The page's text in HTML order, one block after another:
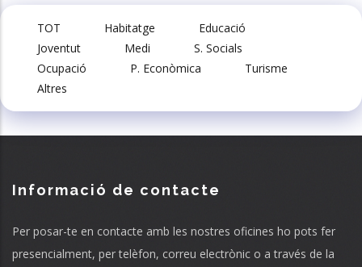
TOT Habitatge
Educació
Joventut
Medi
S. Socials
Ocupació
P. Econòmica
Turisme
Altres
Informació de contacte
Per posar-te en contacte amb les nostres oficines ho pots fer
presencialment, per telèfon, correu electrònic o a través de la